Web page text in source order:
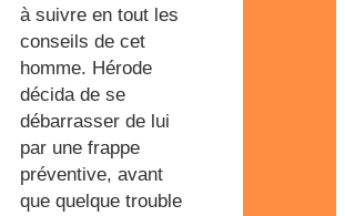
à suivre en tout les
conseils de cet
homme. Hérode
décida de se
débarrasser de lui
par une frappe
préventive, avant
que quelque trouble